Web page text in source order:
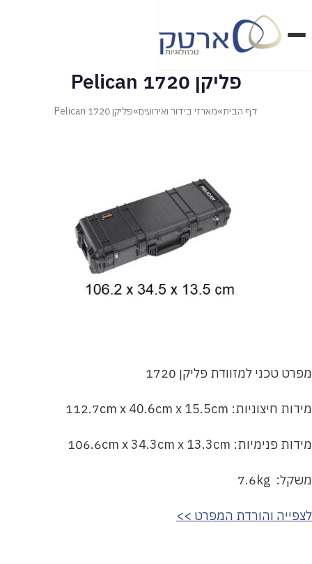
לתוכן
הראשי
מארזי טכנולוגיה ומדיקל
מארזי מזון ופרויקטים מיוחדים
מוצרי פליקן
פליקן 1720 Pelican
דף הבית»מארזי בידור ואירועים»פליקן 1720 Pelican
מפרט טכני למזוודת פליקן 1720
מידות חיצוניות: 112.7cm x 40.6cm x 15.5cm
מידות פנימיות: 106.6cm x 34.3cm x 13.3cm
משקל: 7.6kg
לצפייה והורדת המפרט >>